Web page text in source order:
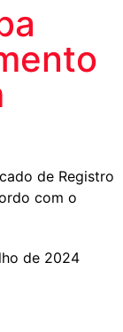
de Registro
com o
de 2024